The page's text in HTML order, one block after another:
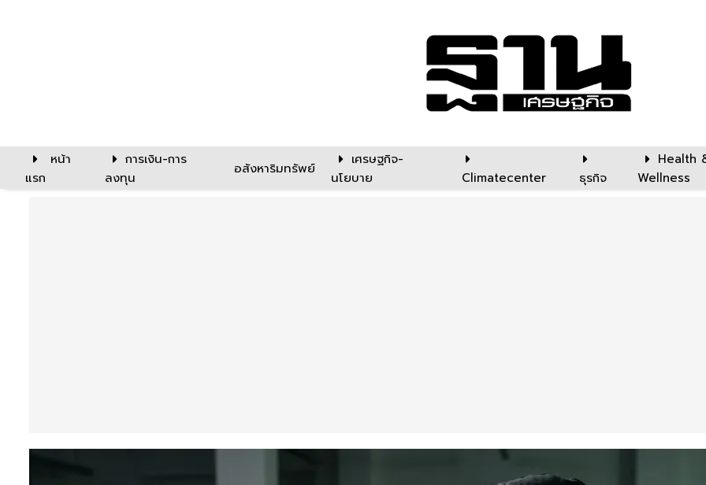
หน้า
แรก
การเงิน-การ
ลงทุน
อสังหาริมทรัพย์
เศรษฐกิจ-
นโยบาย
Climatecenter ธุรกิจ
Health
Wellness